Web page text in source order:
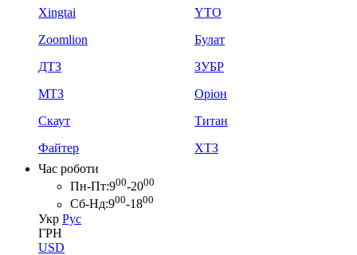
Xingtai
YTO
Zoomlion
Булат
ДТЗ
ЗУБР
МТЗ
Оріон
Скаут
Титан
Файтер
ХТЗ
Час роботи
Пн-Пт:900-2000
Сб-Нд:900-1800
Укр Рус
ГРН
USD